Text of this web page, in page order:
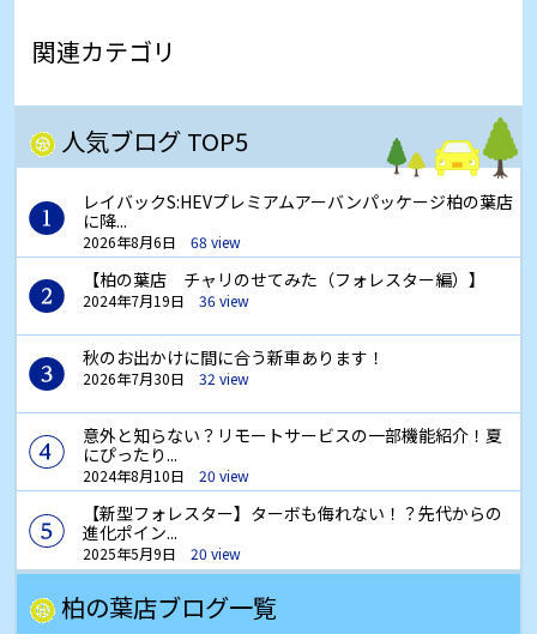
関連カテゴリ
人気ブログ TOP5
レイバックS:HEVプレミアムアーバンパッケージ柏の葉店
に降...
2026年8月6日 68 view
【柏の葉店 チャリのせてみた（フォレスター編）】
2024年7月19日 36 view
秋のお出かけに間に合う新車あります！
2026年7月30日 32 view
意外と知らない？リモートサービスの一部機能紹介！夏
にぴったり...
2024年8月10日 20 view
【新型フォレスター】ターボも侮れない！？先代からの
進化ポイン...
2025年5月9日 20 view
柏の葉店ブログ一覧